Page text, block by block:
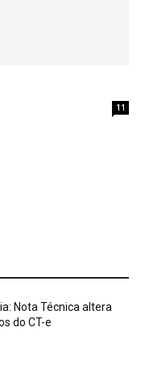
11
Nota Técnica altera
do CT-e